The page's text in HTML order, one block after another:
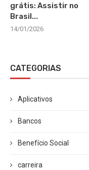
grátis: Assistir no
Brasil...
14/01/2026
CATEGORIAS
Aplicativos
Bancos
Benefício Social
carreira